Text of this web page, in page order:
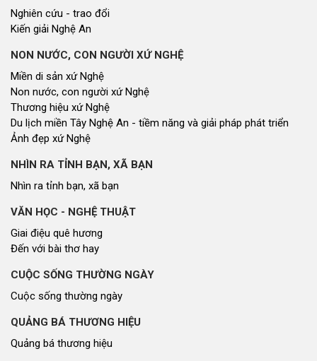
Nghiên cứu - trao đổi
Kiến giải Nghệ An
NON NƯỚC, CON NGƯỜI XỨ NGHỆ
Miền di sản xứ Nghệ
Non nước, con người xứ Nghệ
Thương hiệu xứ Nghệ
Du lịch miền Tây Nghệ An - tiềm năng và giải pháp phát triển
Ảnh đẹp xứ Nghệ
NHÌN RA TỈNH BẠN, XÃ BẠN
Nhìn ra tỉnh bạn, xã bạn
VĂN HỌC - NGHỆ THUẬT
Giai điệu quê hương
Đến với bài thơ hay
CUỘC SỐNG THƯỜNG NGÀY
Cuộc sống thường ngày
QUẢNG BÁ THƯƠNG HIỆU
Quảng bá thương hiệu